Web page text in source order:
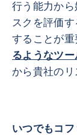
行う能力か
スクを評価
することが重
るようなツ
から貴社のリ
いつでもコフ